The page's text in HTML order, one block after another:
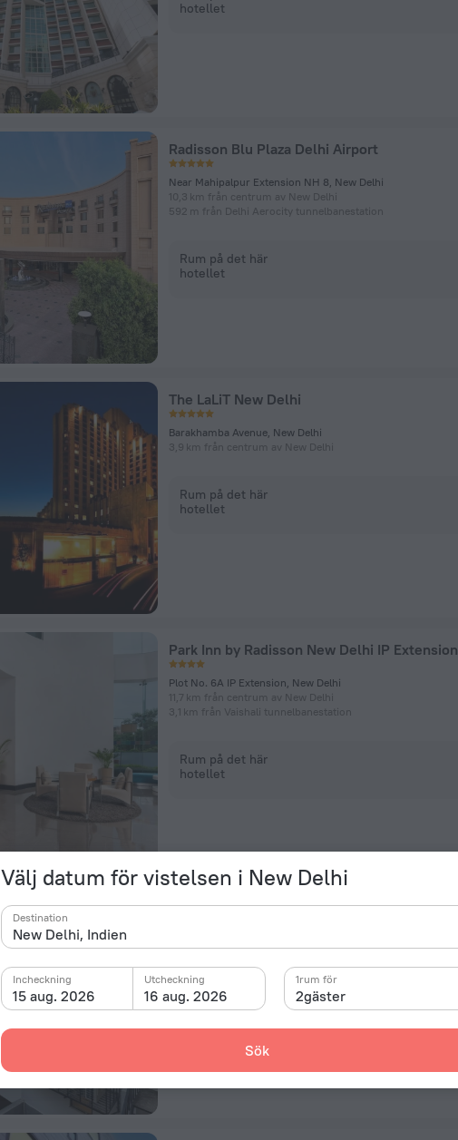
Välj datum för vistelsen i New Delhi
Destination
15 aug. 2026
Incheckning
16 aug. 2026
Utcheckning
2gäster
1rum för
Sök
hotellet
Radisson Blu Plaza Delhi Airport
Near Mahipalpur Extension NH 8, New Delhi
10,3 km från centrum av New Delhi
592 m från Delhi Aerocity tunnelbanestation
Rum på det här
hotellet
The LaLiT New Delhi
Barakhamba Avenue, New Delhi
3,9 km från centrum av New Delhi
Rum på det här
hotellet
Park Inn by Radisson New Delhi IP Extension
Plot No. 6A IP Extension, New Delhi
11,7 km från centrum av New Delhi
3,1 km från Vaishali tunnelbanestation
Rum på det här
hotellet
3,9 km från centrum av New Delhi
Rum på det här
hotellet